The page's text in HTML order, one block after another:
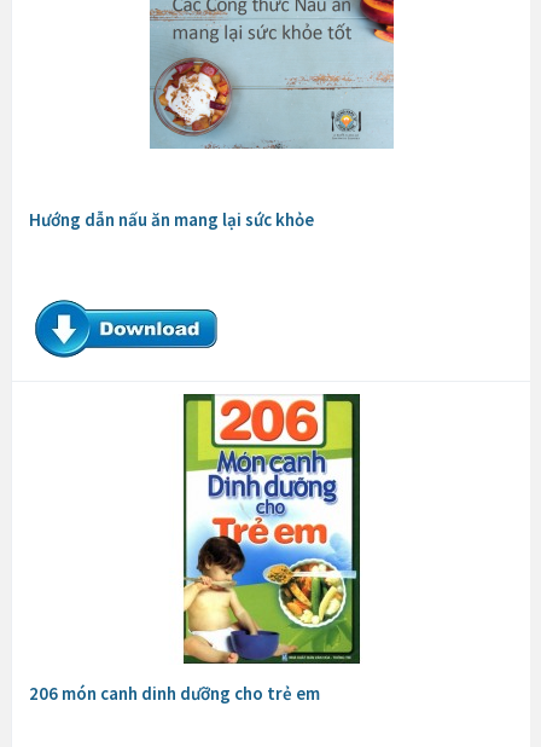
Hướng dẫn nấu ăn mang lại sức khỏe
206 món canh dinh dưỡng cho trẻ em